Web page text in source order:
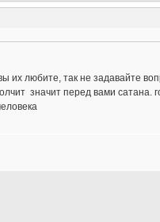
их любите, так не задавайте
значит перед вами сатана.